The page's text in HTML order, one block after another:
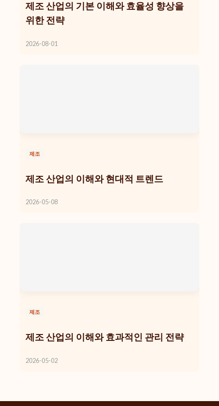
제조 산업의 기본 이해와 효율성 향상을
위한 전략
2026-08-01
제조
제조 산업의 이해와 현대적 트렌드
2026-05-08
제조
제조 산업의 이해와 효과적인 관리 전략
2026-05-02